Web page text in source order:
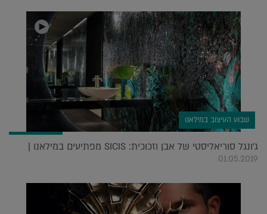
שבוע העיצוב במילאנו
ג'ונגל סוריאליסטי של אבן וזכוכית: SICIS מפתיעים במילאנו |
01.05.2019